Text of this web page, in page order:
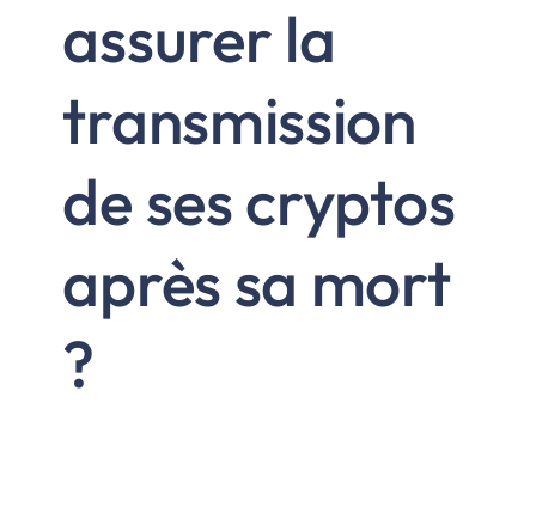
assurer la
transmission
de ses cryptos
après sa mort
?